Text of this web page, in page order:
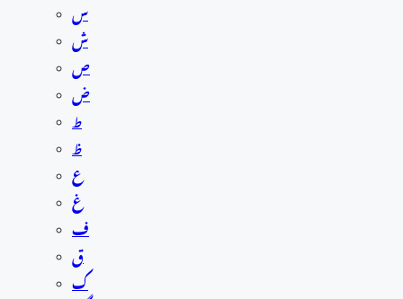
س
ش
ص
ض
ط
ظ
ع
غ
ف
ق
ک